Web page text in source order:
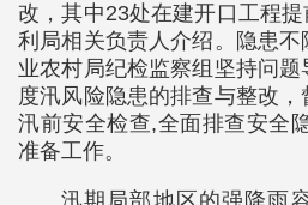
改，其中23处在建开口工程
利局相关负责人介绍。隐患
业农村局纪检监察组坚持问
度汛风险隐患的排查与整改
汛前安全检查,全面排查安全
准备工作。
汛期局部地区的强降雨